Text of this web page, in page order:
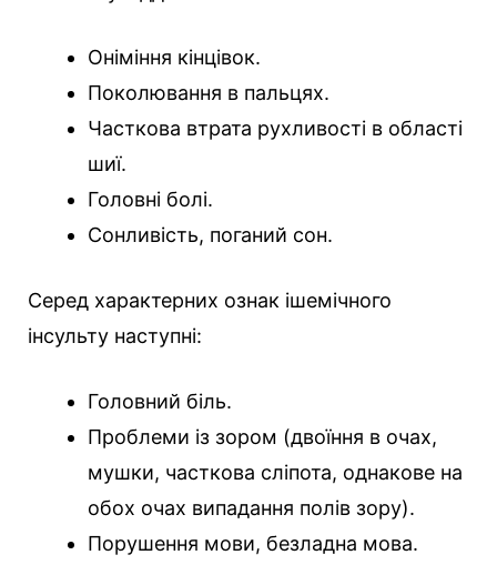
Оніміння кінцівок.
Поколювання в пальцях.
Часткова втрата рухливості в області
шиї.
Головні болі.
Сонливість, поганий сон.
Серед характерних ознак ішемічного
інсульту наступні:
Головний біль.
Проблеми із зором (двоїння в очах,
мушки, часткова сліпота, однакове на
обох очах випадання полів зору).
Порушення мови, безладна мова.